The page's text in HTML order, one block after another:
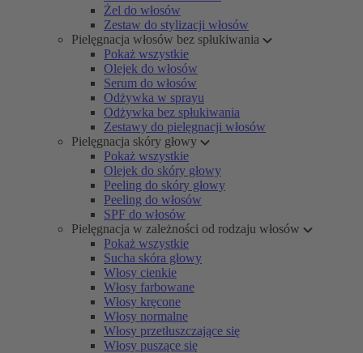
Żel do włosów
Zestaw do stylizacji włosów
Pielęgnacja włosów bez spłukiwania
Pokaż wszystkie
Olejek do włosów
Serum do włosów
Odżywka w sprayu
Odżywka bez spłukiwania
Zestawy do pielęgnacji włosów
Pielęgnacja skóry głowy
Pokaż wszystkie
Olejek do skóry głowy
Peeling do skóry głowy
Peeling do włosów
SPF do włosów
Pielęgnacja w zależności od rodzaju włosów
Pokaż wszystkie
Sucha skóra głowy
Włosy cienkie
Włosy farbowane
Włosy kręcone
Włosy normalne
Włosy przetłuszczające się
Włosy puszące się